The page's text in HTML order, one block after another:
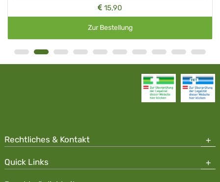
15,90
Zur Bestellung
Rechtliches & Kontakt
Quick Links